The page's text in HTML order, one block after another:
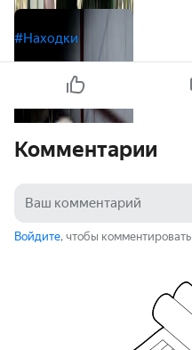
#Находки
Комментарии
Войдите, чтобы комментировать